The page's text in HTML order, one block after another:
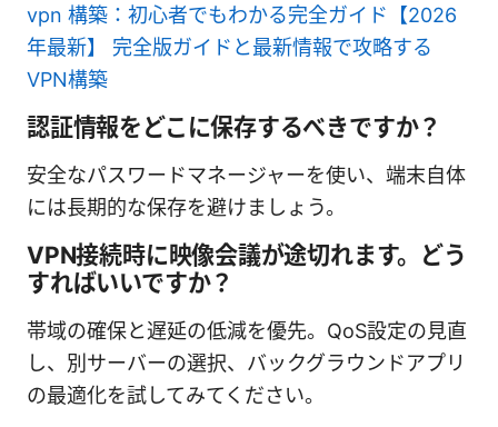
vpn 構築：初心者でもわかる完全ガイド【2026
年最新】 完全版ガイドと最新情報で攻略する
VPN構築
認証情報をどこに保存するべきですか？
安全なパスワードマネージャーを使い、端末自体
には長期的な保存を避けましょう。
VPN接続時に映像会議が途切れます。どう
すればいいですか？
帯域の確保と遅延の低減を優先。QoS設定の見直
し、別サーバーの選択、バックグラウンドアプリ
の最適化を試してみてください。